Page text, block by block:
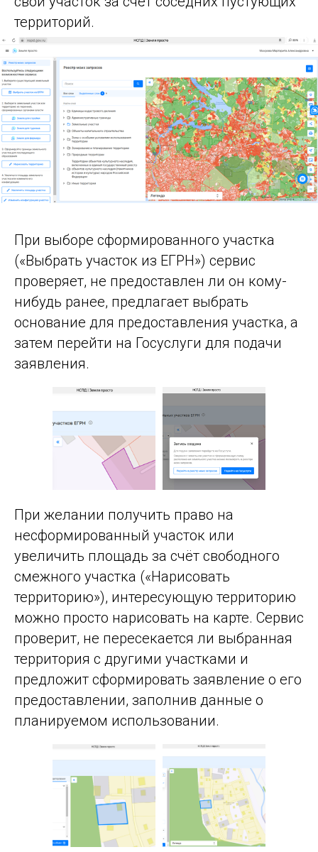
территорий.
При выборе сформированного участка
(«Выбрать участок из ЕГРН») сервис
проверяет, не предоставлен ли он кому-
нибудь ранее, предлагает выбрать
основание для предоставления участка, а
затем перейти на Госуслуги для подачи
заявления.
При желании получить право на
несформированный участок или
увеличить площадь за счёт свободного
смежного участка («Нарисовать
территорию»), интересующую территорию
можно просто нарисовать на карте. Сервис
проверит, не пересекается ли выбранная
территория с другими участками и
предложит сформировать заявление о его
предоставлении, заполнив данные о
планируемом использовании.